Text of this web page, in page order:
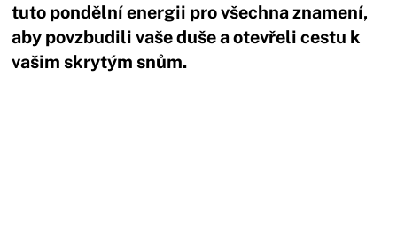
tuto pondělní energii pro všechna znamení,
aby povzbudili vaše duše a otevřeli cestu k
vašim skrytým snům.